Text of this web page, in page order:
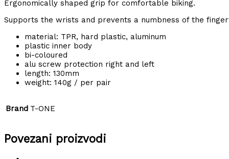
Ergonomically shaped grip for comfortable biking.
Supports the wrists and prevents a numbness of the
material: TPR, hard plastic, aluminum
plastic inner body
bi-coloured
alu screw protection right and left
length: 130mm
weight: 140g / per pair
Brand T-ONE
Povezani proizvodi